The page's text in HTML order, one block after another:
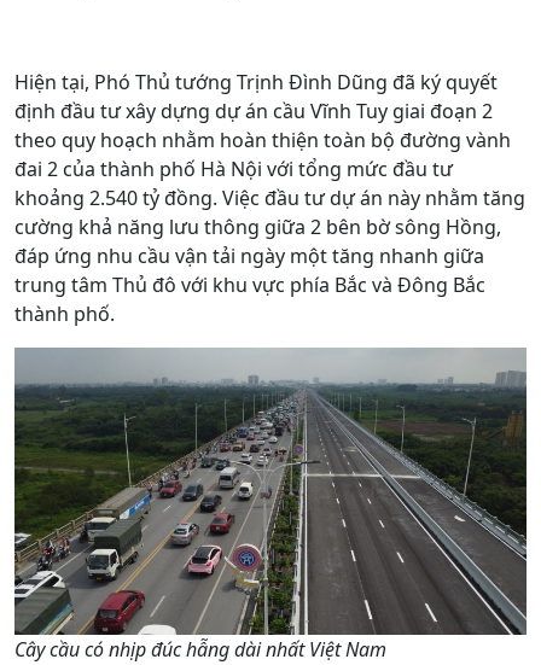
Hiện tại, Phó Thủ tướng Trịnh Đình Dũng đã ký quyết
định đầu tư xây dựng dự án cầu Vĩnh Tuy giai đoạn 2
theo quy hoạch nhằm hoàn thiện toàn bộ đường vành
đai 2 của thành phố Hà Nội với tổng mức đầu tư
khoảng 2.540 tỷ đồng. Việc đầu tư dự án này nhằm tăng
cường khả năng lưu thông giữa 2 bên bờ sông Hồng,
đáp ứng nhu cầu vận tải ngày một tăng nhanh giữa
trung tâm Thủ đô với khu vực phía Bắc và Đông Bắc
thành phố.
Cây cầu có nhịp đúc hẫng dài nhất Việt Nam